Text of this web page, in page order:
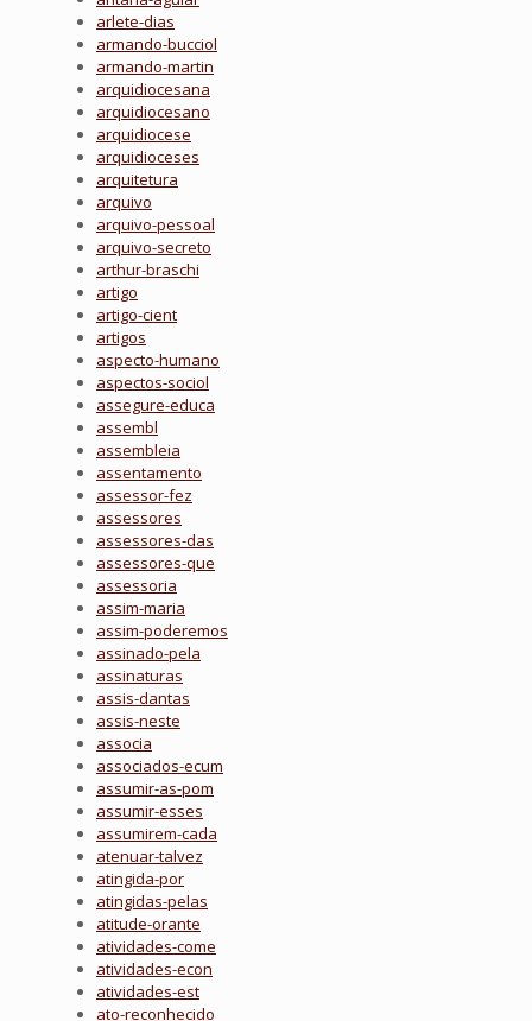
arlete-dias
armando-bucciol
armando-martin
arquidiocesana
arquidiocesano
arquidiocese
arquidioceses
arquitetura
arquivo
arquivo-pessoal
arquivo-secreto
arthur-braschi
artigo
artigo-cient
artigos
aspecto-humano
aspectos-sociol
assegure-educa
assembl
assembleia
assentamento
assessor-fez
assessores
assessores-das
assessores-que
assessoria
assim-maria
assim-poderemos
assinado-pela
assinaturas
assis-dantas
assis-neste
associa
associados-ecum
assumir-as-pom
assumir-esses
assumirem-cada
atenuar-talvez
atingida-por
atingidas-pelas
atitude-orante
atividades-come
atividades-econ
atividades-est
ato-reconhecido